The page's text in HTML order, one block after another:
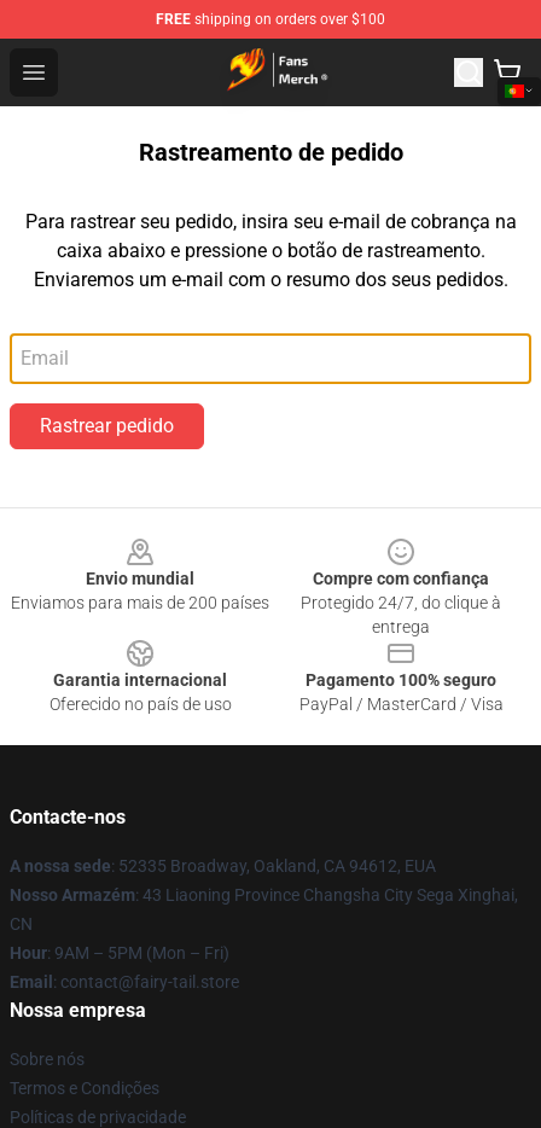
FREE shipping on orders over $100
Open menu
Fairy Tail Store - Official Fairy Tail Merchandise Shop
Rastreamento de pedido
Para rastrear seu pedido, insira seu e-mail de cobrança na
caixa abaixo e pressione o botão de rastreamento.
Enviaremos um e-mail com o resumo dos seus pedidos.
Rastrear pedido
Envio mundial
Enviamos para mais de 200 países
Compre com confiança
Protegido 24/7, do clique à
entrega
Garantia internacional
Oferecido no país de uso
Pagamento 100% seguro
PayPal / MasterCard / Visa
Contacte-nos
A nossa sede: 52335 Broadway, Oakland, CA 94612, EUA
Nosso Armazém: 43 Liaoning Province Changsha City Sega Xinghai,
CN
Hour: 9AM – 5PM (Mon – Fri)
Email : contact@fairy-tail.store
Nossa empresa
Sobre nós
Termos e Condições
Políticas de privacidade